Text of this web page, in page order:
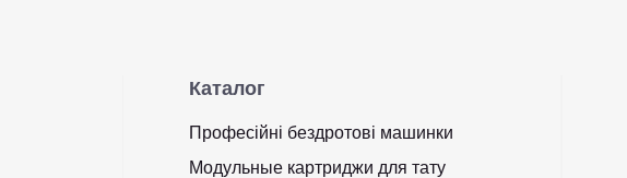
Каталог
Професійні бездротові машинки
Модульные картриджи для тату